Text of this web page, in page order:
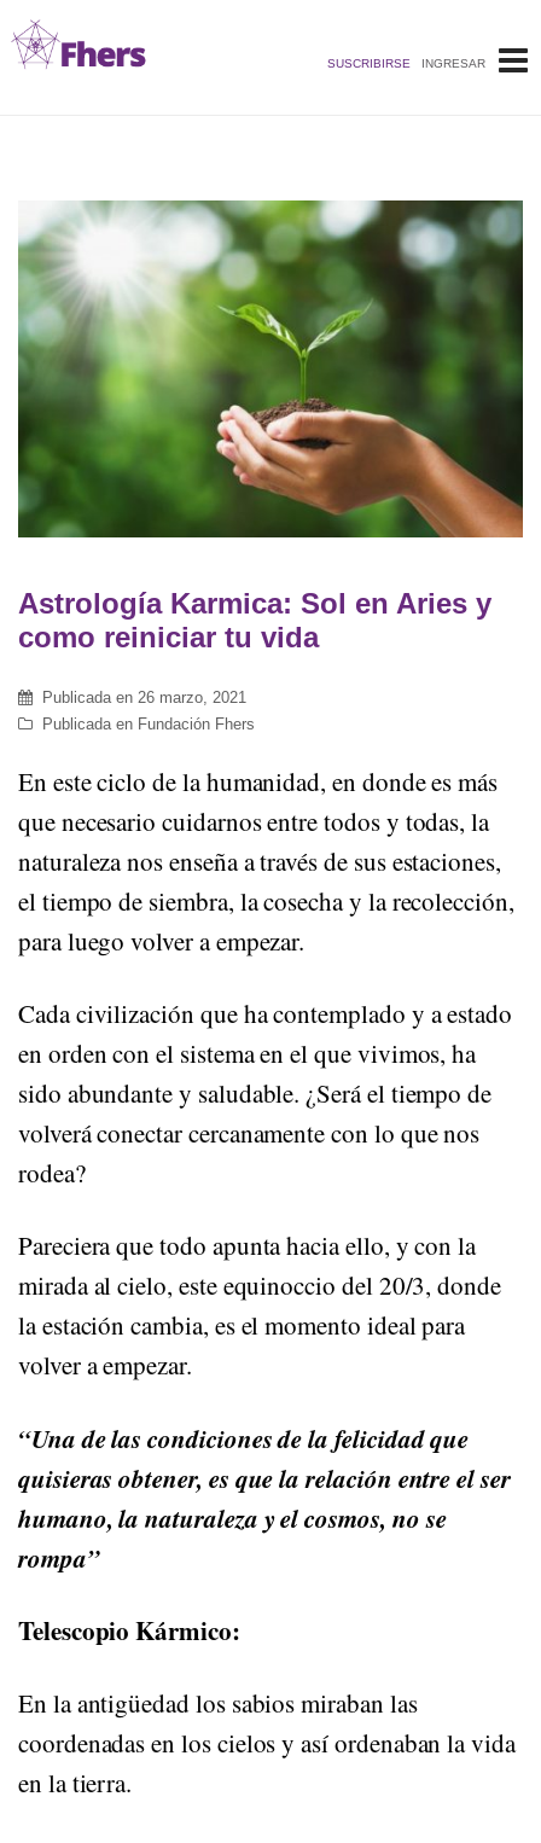
al
contenido
INGRESAR
SUSCRIBIRSE
Astrología Karmica: Sol en Aries y
como reiniciar tu vida
Publicada en 26 marzo, 2021
Publicada en Fundación Fhers
En este ciclo de la humanidad, en donde es más
que necesario cuidarnos entre todos y todas, la
naturaleza nos enseña a través de sus estaciones,
el tiempo de siembra, la cosecha y la recolección,
para luego volver a empezar.
Cada civilización que ha contemplado y a estado
en orden con el sistema en el que vivimos, ha
sido abundante y saludable. ¿Será el tiempo de
volverá conectar cercanamente con lo que nos
rodea?
Pareciera que todo apunta hacia ello, y con la
mirada al cielo, este equinoccio del 20/3, donde
la estación cambia, es el momento ideal para
volver a empezar.
“Una de las condiciones de la felicidad que
quisieras obtener, es que la relación entre el ser
humano, la naturaleza y el cosmos, no se
rompa”
Telescopio Kármico:
En la antigüedad los sabios miraban las
coordenadas en los cielos y así ordenaban la vida
en la tierra.